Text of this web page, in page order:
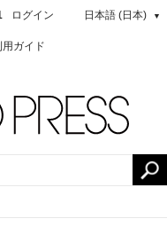
ログイン
用ガイド
日本語 (日本) ▼